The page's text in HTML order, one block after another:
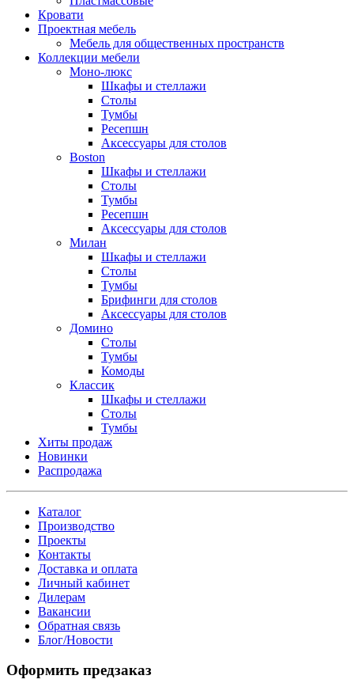
Кровати
Проектная мебель
Мебель для общественных пространств
Коллекции мебели
Моно-люкс
Шкафы и стеллажи
Столы
Тумбы
Ресепшн
Аксессуары для столов
Boston
Шкафы и стеллажи
Столы
Тумбы
Ресепшн
Аксессуары для столов
Милан
Шкафы и стеллажи
Столы
Тумбы
Брифинги для столов
Аксессуары для столов
Домино
Столы
Тумбы
Комоды
Классик
Шкафы и стеллажи
Столы
Тумбы
Хиты продаж
Новинки
Распродажа
Каталог
Производство
Проекты
Контакты
Доставка и оплата
Личный кабинет
Дилерам
Вакансии
Обратная связь
Блог/Новости
Оформить предзаказ